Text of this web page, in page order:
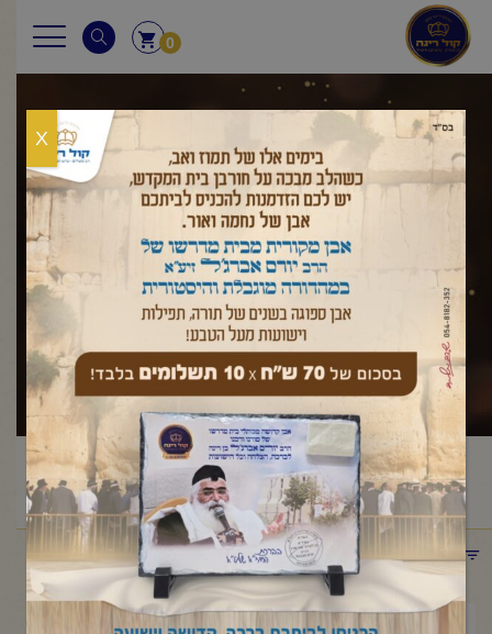
0
שאלות ותשובות
ראשי / שאלות ותשובות/ שבת,בישול בשבת/
גם המחמיר שלא
להוסיף מים רותחים לחמין, אם הוסיפו מותר לאכול את החמין
ההוא בשבת
תפריט קטגוריות
אפריל 28, 2022
X